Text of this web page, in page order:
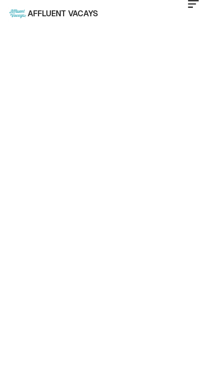
AFFLUENT VACAYS